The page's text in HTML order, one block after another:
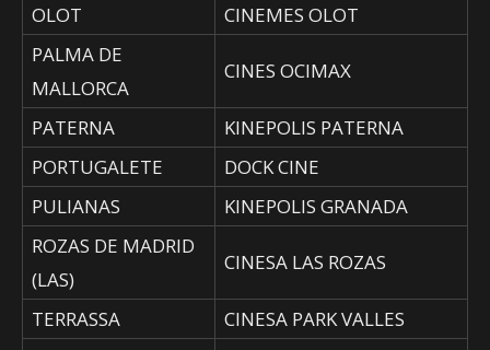
OLOT
CINEMES OLOT
PALMA DE
MALLORCA
CINES OCIMAX
PATERNA
KINEPOLIS PATERNA
PORTUGALETE
DOCK CINE
PULIANAS
KINEPOLIS GRANADA
ROZAS DE MADRID
(LAS)
CINESA LAS ROZAS
TERRASSA
CINESA PARK VALLES